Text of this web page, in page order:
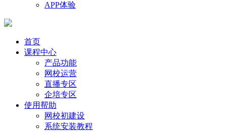
APP体验
首页
课程中心
产品功能
网校运营
直播专区
企培专区
使用帮助
网校初建设
系统安装教程